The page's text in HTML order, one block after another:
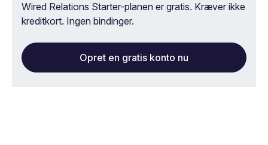
Wired Relations Starter-planen er gratis. Kræver ikke
kreditkort. Ingen bindinger.
Opret en gratis konto nu